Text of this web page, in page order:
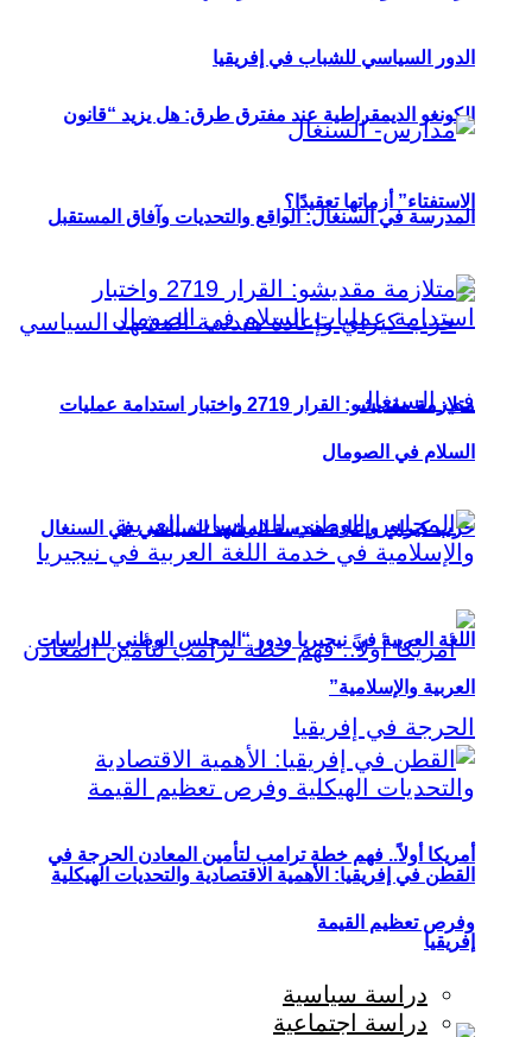
الكونغو الديمقراطية عند مفترق طرق: هل يزيد “قانون
الاستفتاء” أزماتها تعقيدًا؟
حزب كيراي وإعادة هندسة المشهد السياسي في السنغال
أمريكا أولاً.. فهم خطة ترامب لتأمين المعادن الحرجة في
إفريقيا
الدور السياسي للشباب في إفريقيا
المدرسة في السنغال: الواقع والتحديات وآفاق المستقبل
متلازمة مقديشو: القرار 2719 واختبار استدامة عمليات
السلام في الصومال
اللغة العربية في نيجيريا ودور “المجلس الوطني للدراسات
العربية والإسلامية”
القطن في إفريقيا: الأهمية الاقتصادية والتحديات الهيكلية
وفرص تعظيم القيمة
دراسة سياسية
دراسة اجتماعية